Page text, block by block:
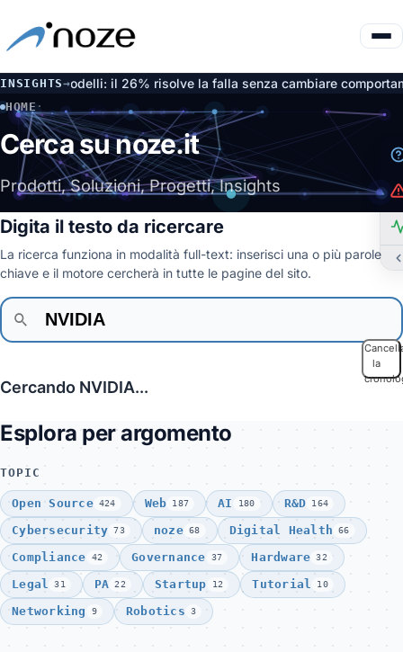
INSIGHTS→
dai modelli: il 26% risolve la falla senza cambiare
HOME ·
CERCA
Cerca su noze.it
Prodotti, Soluzioni, Progetti, Insights
Digita il testo da ricercare
La ricerca funziona in modalità full-text: inserisci una o più parole
chiave e il motore cercherà in tutte le pagine del sito.
la
Cercando NVIDIA...
Esplora per argomento
TOPIC
Open Source 424 Web 187 AI 180 R&D 164
Cybersecurity 73 noze 68 Digital Health 66
Compliance 42 Governance 37 Hardware 32
Legal 31 PA 22 Startup 12 Tutorial 10
Networking 9 Robotics 3